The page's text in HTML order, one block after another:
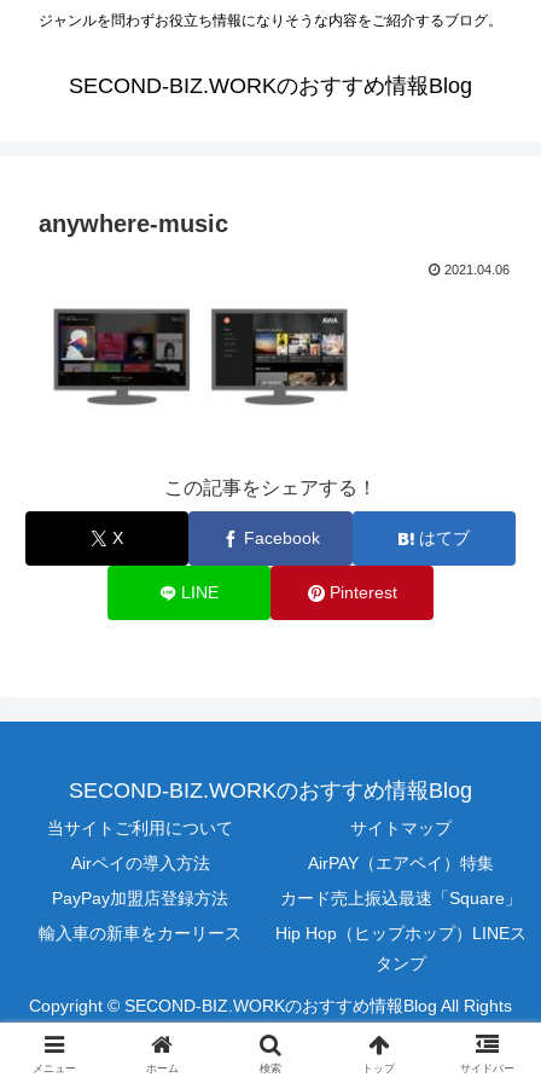
ジャンルを問わずお役立ち情報になりそうな内容をご紹介するブログ。
SECOND-BIZ.WORKのおすすめ情報Blog
anywhere-music
2021.04.06
この記事をシェアする！
X Facebook はてブ
LINE Pinterest
SECOND-BIZ.WORKのおすすめ情報Blog
当サイトご利用について
サイトマップ
Airペイの導入方法
AirPAY（エアペイ）特集
PayPay加盟店登録方法
カード売上振込最速「Square」
輸入車の新車をカーリース
Hip Hop（ヒップホップ）LINEス
タンプ
Copyright © SECOND-BIZ.WORKのおすすめ情報Blog All Rights
Reserved.
メニュー ホーム 検索 トップ サイドバー